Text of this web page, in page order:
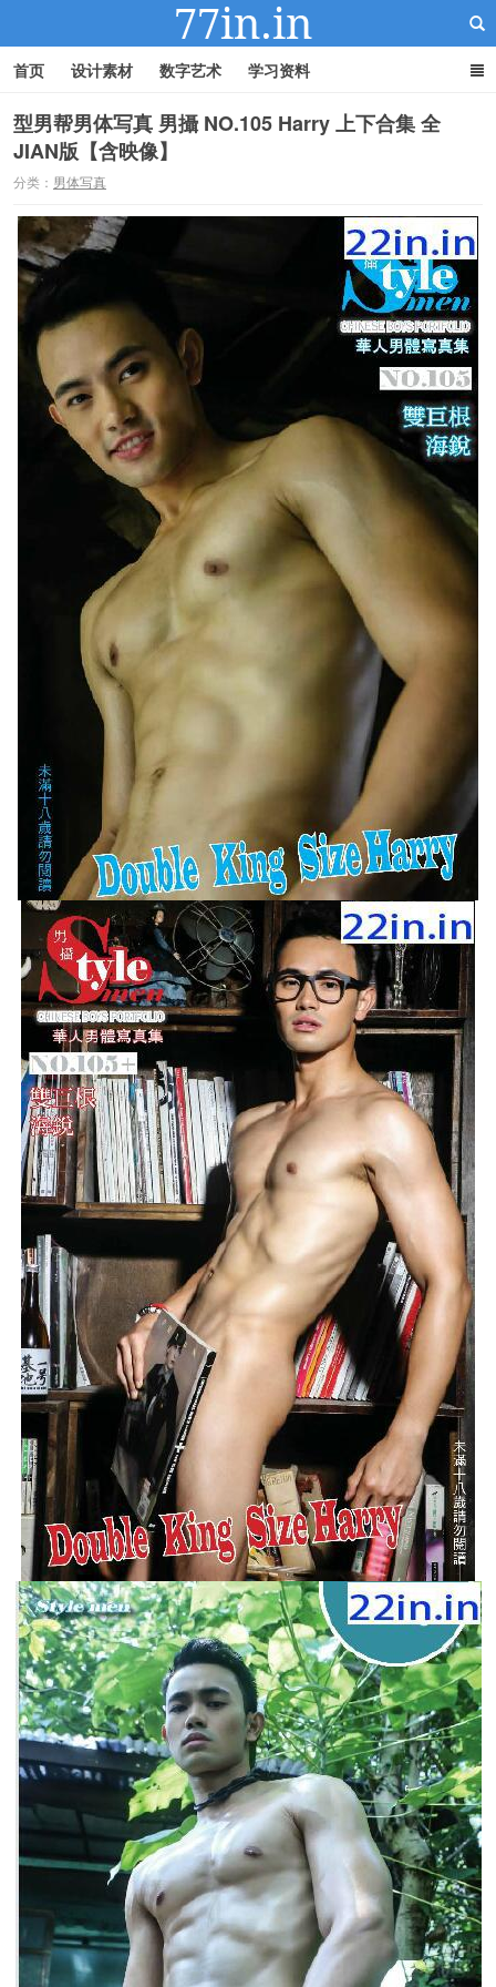
首页 设计素材 数字艺术 学习资料
型男帮男体写真 男攝 NO.105 Harry 上下合集 全
JIAN版【含映像】
分类： 男体写真